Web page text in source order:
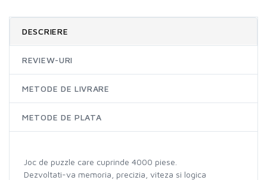
DESCRIERE
REVIEW-URI
METODE DE LIVRARE
METODE DE PLATA
Joc de puzzle care cuprinde 4000 piese.
Dezvoltati-va memoria, precizia, viteza si logica